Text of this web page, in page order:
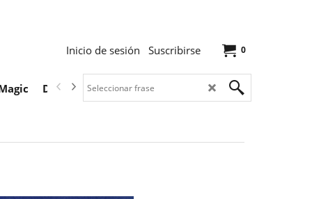
0
Inicio de sesión Suscribirse
Descargas